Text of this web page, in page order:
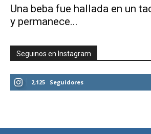
Una beba fue hallada en un
y permanece...
Seguinos en Instagram
2,125 Seguidores